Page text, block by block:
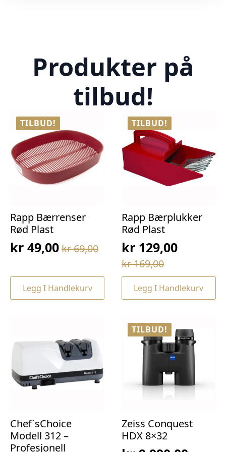
Produkter på
tilbud!
TILBUD!
Rapp Bærrenser
Rød Plast
kr69,00
Opprinnelig
var:
kr 69,00.
kr 49,00
Nåværende
er:
kr 49,00.
Legg I Handlekurv
TILBUD!
Rapp Bærplukker
Rød Plast
kr169,00
Opprinnelig
pris
var:
kr129,00
Nåværende
pris
er:Legg I Handlekurv
Chef`sChoice
Modell 312 –
Profesjonell
TILBUD!
Zeiss Conquest
HDX 8×32